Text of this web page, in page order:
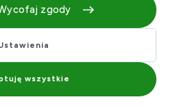
w Dąbrowie Górniczej
zgody
wszystkie